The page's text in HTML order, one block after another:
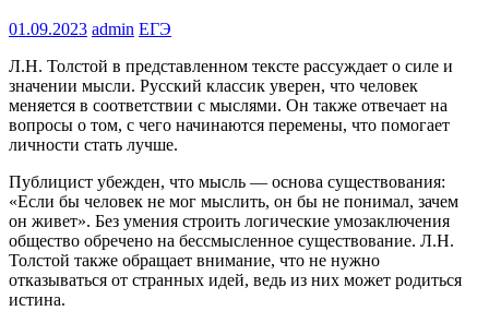
01.09.2023 admin ЕГЭ
Л.Н. Толстой в представленном тексте рассуждает о силе и
значении мысли. Русский классик уверен, что человек
меняется в соответствии с мыслями. Он также отвечает на
вопросы о том, с чего начинаются перемены, что помогает
личности стать лучше.
Публицист убежден, что мысль — основа существования:
«Если бы человек не мог мыслить, он бы не понимал, зачем
он живет». Без умения строить логические умозаключения
общество обречено на бессмысленное существование. Л.Н.
Толстой также обращает внимание, что не нужно
отказываться от странных идей, ведь из них может родиться
истина.